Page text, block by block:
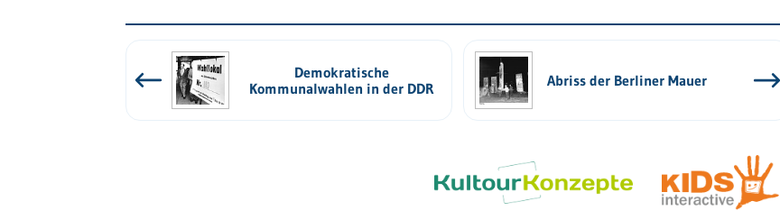
Demokratische
Kommunalwahlen in der DDR
Abriss der Berliner Mauer